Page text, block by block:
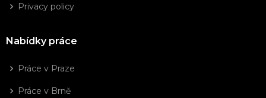
Privacy policy
Nabídky práce
Práce v Praze
Práce v Brně